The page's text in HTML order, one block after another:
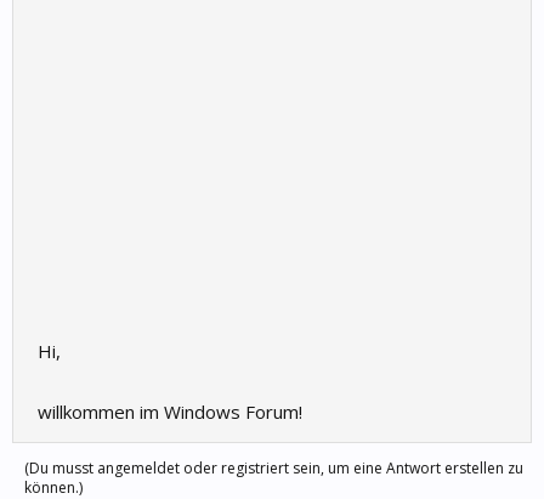
Hi,
willkommen im Windows Forum!
(Du musst angemeldet oder registriert sein, um eine Antwort erstellen zu
können.)